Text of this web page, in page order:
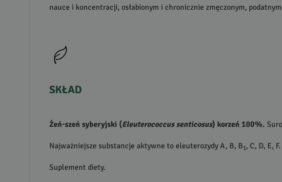
nauce i koncentracji, osłabionym i chronicznie zmęczonym,
SKŁAD
Żeń-szeń syberyjski (Eleuterococcus senticosus) korzeń 100%.
Najważniejsze substancje aktywne to eleuterozydy A, B, B1, C, D, E,
Suplement diety.